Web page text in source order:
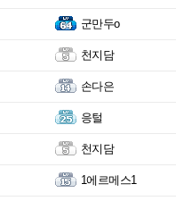
군만두o
천지담
손다은
응털
천지담
1에르메스1